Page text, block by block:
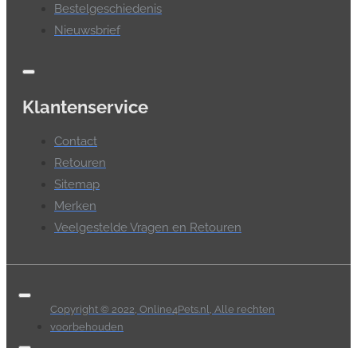
Bestelgeschiedenis
Nieuwsbrief
Klantenservice
Contact
Retouren
Sitemap
Merken
Veelgestelde Vragen en Retouren
Copyright © 2022, Online4Pets.nl, Alle rechten
voorbehouden